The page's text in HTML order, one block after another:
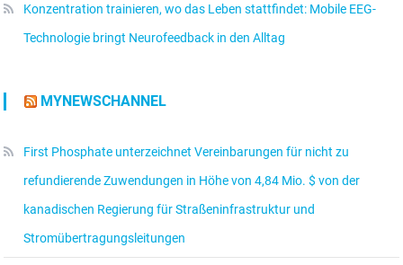
Konzentration trainieren, wo das Leben stattfindet: Mobile EEG-
Technologie bringt Neurofeedback in den Alltag
MYNEWSCHANNEL
First Phosphate unterzeichnet Vereinbarungen für nicht zu
refundierende Zuwendungen in Höhe von 4,84 Mio. $ von der
kanadischen Regierung für Straßeninfrastruktur und
Stromübertragungsleitungen